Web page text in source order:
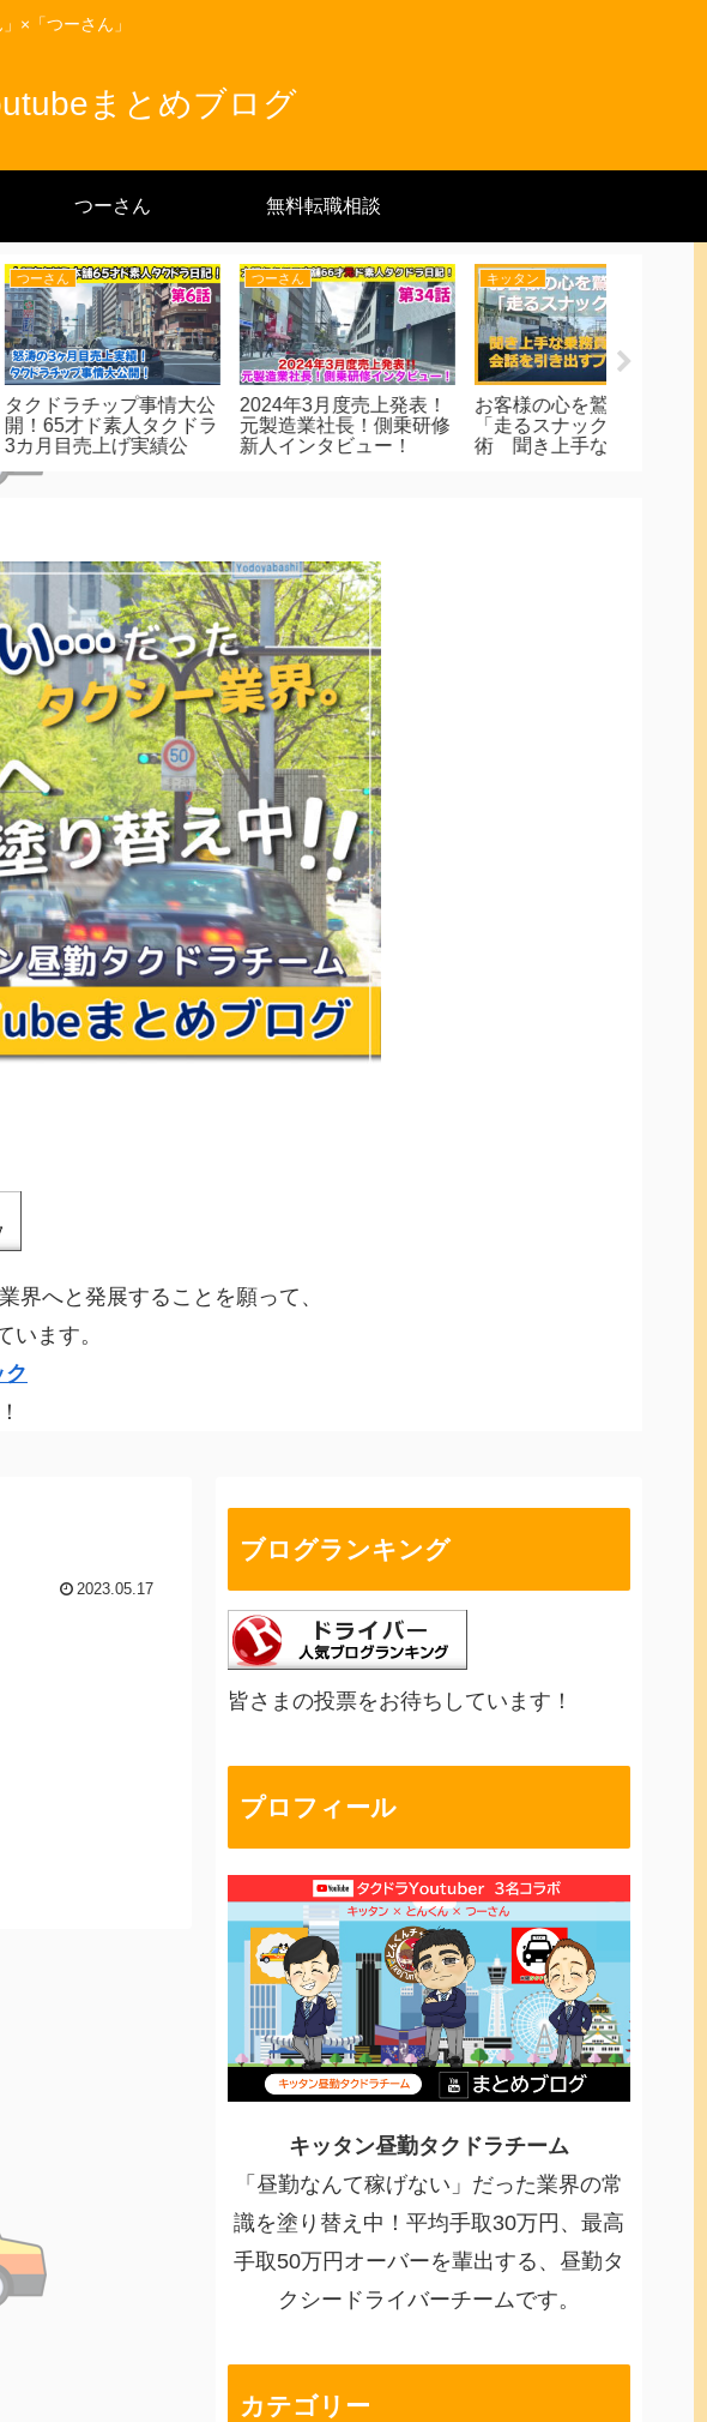
×「つーさん」
まとめブログ
つーさん 無料転職相談
売上発表！
長！側乗研修
ビュー！
キッタン
お客様の心を鷲掴みする
「走るスナック」接客
術 聞き上手な乗務員は
キッタン
《タクドラ地理ゼミナー
ル》北新地編
界へと発展することを願って、
います。
2023.05.17
ブログランキング
皆さまの投票をお待ちしています！
プロフィール
キッタン昼勤タクドラチーム
「昼勤なんて稼げない」だった業界の常
識を塗り替え中！平均手取30万円、最高
手取50万円オーバーを輩出する、昼勤タ
クシードライバーチームです。
カテゴリー